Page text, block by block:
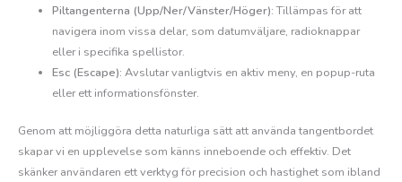
Piltangenterna (Upp/Ner/Vänster/Höger):Tillämpas för att
navigera inom vissa delar, som datumväljare, radioknappar
eller i specifika spellistor.
Esc (Escape): Avslutar vanligtvis en aktiv meny, en popup-ruta
eller ett informationsfönster.
Genom att möjliggöra detta naturliga sätt att använda tangentbordet
skapar vi en upplevelse som känns inneboende och effektiv. Det
skänker användaren ett verktyg för precision och hastighet som ibland